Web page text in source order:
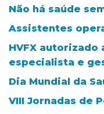
Não há saúde
Assistentes
HVFX
especialista e
Dia Mundial da
VIII Jornadas de